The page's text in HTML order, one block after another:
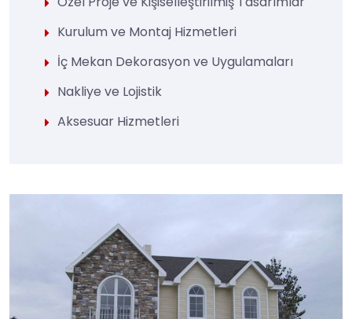
Kurulum ve Montaj Hizmetleri
İç Mekan Dekorasyon ve Uygulamaları
Nakliye ve Lojistik
Aksesuar Hizmetleri